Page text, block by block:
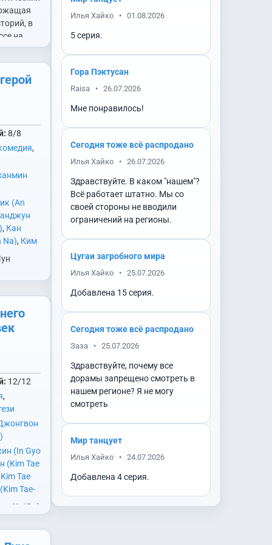
Мингю
(Kim
,О
Сону
Пэ Юнгён
Хан
,Чин
Чон
Jin),
в
на
8/8
,
(An
, Кан
Na), Ким
,
(Shin
и
По
силой,
12/12
,
(In Gyo
(Kim Tae
Tae
Tae-
Hye
(Kim Yoo
Shi
Хе Юн)
Илья Хайко • 01.08.2026
5 серия.
Гора Пэктусан
Raisa • 26.07.2026
Мне понравилось!
Сегодня тоже всё распродано
Илья Хайко • 26.07.2026
Здравствуйте. В каком "нашем"?
Всё работает штатно. Мы со
своей стороны не вводили
ограничений на регионы.
Цугаи загробного мира
Илья Хайко • 25.07.2026
Добавлена 15 серия.
Сегодня тоже всё распродано
Заза • 25.07.2026
Здравствуйте, почему все
дорамы запрещено смотреть в
нашем регионе? Я не могу
смотреть
Мир танцует
Илья Хайко • 24.07.2026
Добавлена 4 серия.